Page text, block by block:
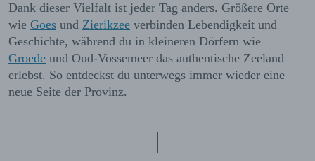
Dank dieser Vielfalt ist jeder Tag anders. Größere Orte
wie Goes und Zierikzee verbinden Lebendigkeit und
Geschichte, während du in kleineren Dörfern wie
Groede und Oud-Vossemeer das authentische Zeeland
erlebst. So entdeckst du unterwegs immer wieder eine
neue Seite der Provinz.